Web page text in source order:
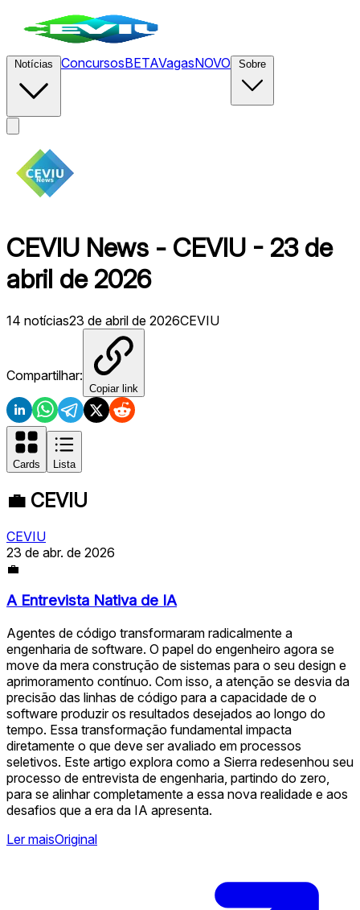
ConcursosBETAVagasNOVO
CEVIU News - CEVIU - 23 de
abril de 2026
14 notícias23 de abril de 2026CEVIU
Compartilhar:
Copiar link
Cards Lista
💼 CEVIU
CEVIU
23 de abr. de 2026
💼
A Entrevista Nativa de IA
Agentes de código transformaram radicalmente a
engenharia de software. O papel do engenheiro agora se
move da mera construção de sistemas para o seu design e
aprimoramento contínuo. Com isso, a atenção se desvia da
precisão das linhas de código para a capacidade de o
software produzir os resultados desejados ao longo do
tempo. Essa transformação fundamental impacta
diretamente o que deve ser avaliado em processos
seletivos. Este artigo explora como a Sierra redesenhou seu
processo de entrevista de engenharia, partindo do zero,
para se alinhar completamente a essa nova realidade e aos
desafios que a era da IA apresenta.
Ler maisOriginal